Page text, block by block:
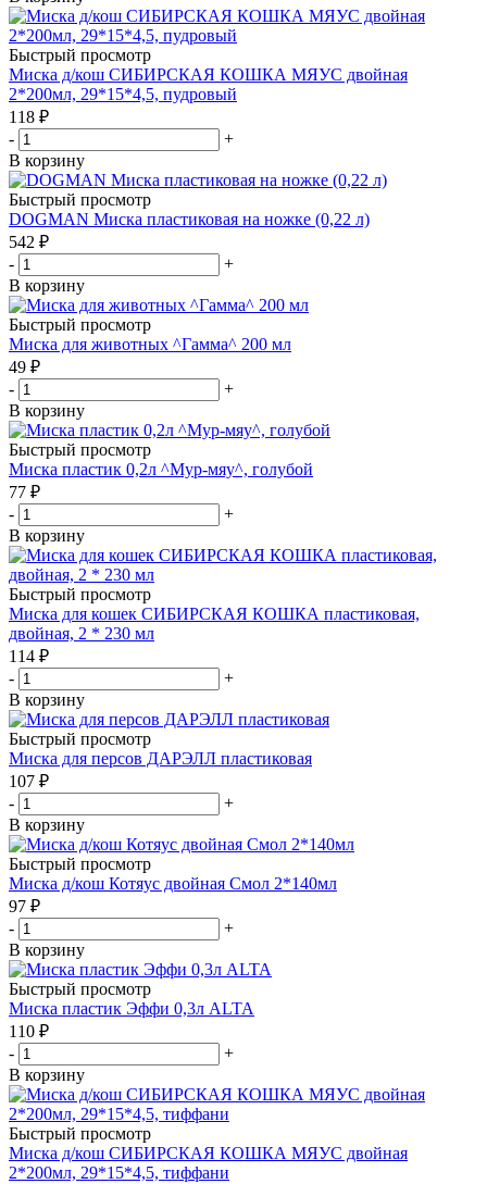
Быстрый просмотр
Миска д/кош СИБИРСКАЯ КОШКА МЯУС двойная
2*200мл, 29*15*4,5, пудровый
118 ₽
-
+
В корзину
Быстрый просмотр
DOGMAN Миска пластиковая на ножке (0,22 л)
542 ₽
-
+
В корзину
Быстрый просмотр
Миска для животных ^Гамма^ 200 мл
49 ₽
-
+
В корзину
Быстрый просмотр
Миска пластик 0,2л ^Мур-мяу^, голубой
77 ₽
-
+
В корзину
Быстрый просмотр
Миска для кошек СИБИРСКАЯ КОШКА пластиковая,
двойная, 2 * 230 мл
114 ₽
-
+
В корзину
Быстрый просмотр
Миска для персов ДАРЭЛЛ пластиковая
107 ₽
-
+
В корзину
Быстрый просмотр
Миска д/кош Котяус двойная Смол 2*140мл
97 ₽
-
+
В корзину
Быстрый просмотр
Миска пластик Эффи 0,3л ALTA
110 ₽
-
+
В корзину
Быстрый просмотр
Миска д/кош СИБИРСКАЯ КОШКА МЯУС двойная
2*200мл, 29*15*4,5, тиффани